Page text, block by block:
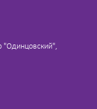
"Одинцовский",